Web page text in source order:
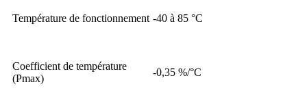
Température de fonctionnement -40 à 85 °C
Coefficient de température
(Pmax)
-0,35 %/°C